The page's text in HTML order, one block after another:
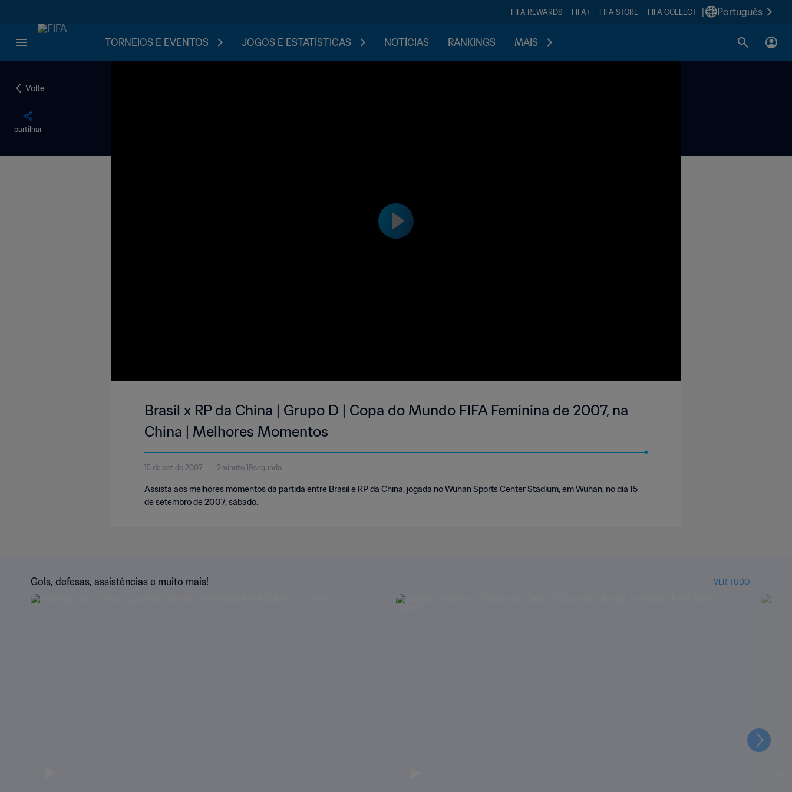
FIFA REWARDS FIFA+ FIFA STORE FIFA COLLECT Português
TORNEIOS E EVENTOS JOGOS E ESTATÍSTICAS NOTÍCIAS RANKINGS MAIS
Volte
partilhar
Brasil x RP da China | Grupo D | Copa do Mundo FIFA Feminina de 2007, na
China | Melhores Momentos
15 de set de 2007 2minuto 19segundo
Assista aos melhores momentos da partida entre Brasil e RP da China, jogada no Wuhan Sports Center Stadium, em Wuhan, no dia 15
de setembro de 2007, sábado.
Gols, defesas, assistências e muito mais! VER TUDO